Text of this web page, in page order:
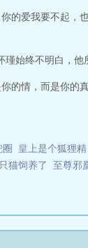
的爱我要不起，
始终不明白，
的情，而是你的
圈 皇上是个狐狸精
猫饲养了 至尊邪